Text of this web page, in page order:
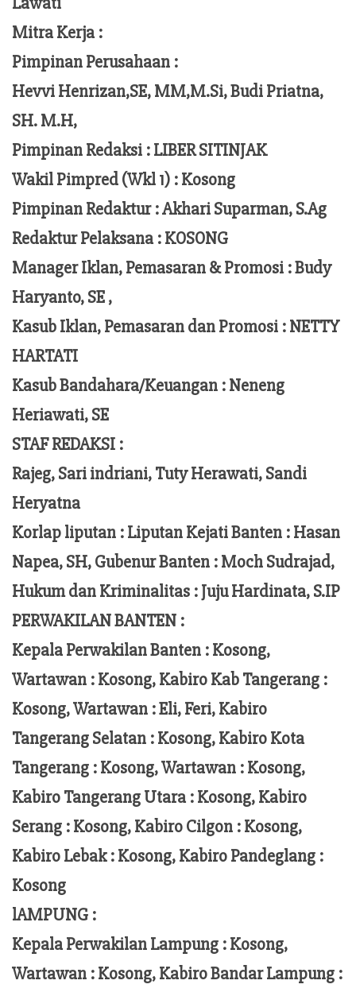
Mitra Kerja :
Pimpinan Perusahaan :
Hevvi Henrizan,SE, MM,M.Si,Budi Priatna,
SH. M.H,
Pimpinan Redaksi :LIBER SITINJAK
Wakil Pimpred (Wkl 1) : Kosong
Pimpinan Redaktur :Akhari Suparman, S.Ag
Redaktur Pelaksana :KOSONG
Manager Iklan, Pemasaran & Promosi :Budy
Haryanto, SE ,
Kasub Iklan, Pemasaran dan Promosi :NETTY
HARTATI
Kasub Bandahara/Keuangan :Neneng
Heriawati, SE
STAF REDAKSI :
Rajeg, Sari indriani, Tuty Herawati, Sandi
Heryatna
Korlap liputan :Liputan Kejati Banten : Hasan
Napea, SH,Gubenur Banten : MochSudrajad,
Hukum dan Kriminalitas :Juju Hardinata, S.IP
PERWAKILAN BANTEN :
Kepala Perwakilan Banten : Kosong,
Wartawan : Kosong, Kabiro Kab Tangerang :
Kosong,Wartawan :Eli, Feri, Kabiro
Tangerang Selatan : Kosong, Kabiro Kota
Tangerang :Kosong, Wartawan : Kosong,
Kabiro Tangerang Utara : Kosong, Kabiro
Serang : Kosong, Kabiro Cilgon : Kosong,
Kabiro Lebak : Kosong, Kabiro Pandeglang :
Kosong
lAMPUNG :
Kepala Perwakilan Lampung :Kosong,
Wartawan : Kosong, Kabiro Bandar Lampung :